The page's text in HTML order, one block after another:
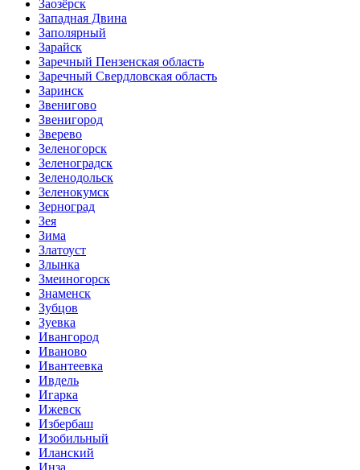
Заозёрск
Западная Двина
Заполярный
Зарайск
Заречный Пензенская область
Заречный Свердловская область
Заринск
Звенигово
Звенигород
Зверево
Зеленогорск
Зеленоградск
Зеленодольск
Зеленокумск
Зерноград
Зея
Зима
Златоуст
Злынка
Змеиногорск
Знаменск
Зубцов
Зуевка
Ивангород
Иваново
Ивантеевка
Ивдель
Игарка
Ижевск
Избербаш
Изобильный
Иланский
Инза